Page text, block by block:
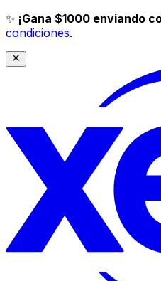
✨ ¡Gana $1000 enviando
condiciones.